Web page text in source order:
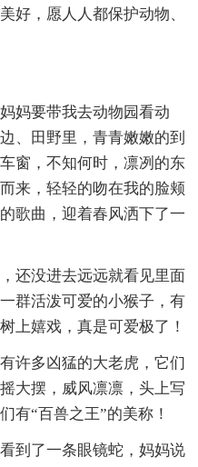
好，愿人人都保护动物、
妈要带我去动物园看动
、田野里，青青嫩嫩的到
窗，不知何时，凛冽的东
来，轻轻的吻在我的脸颊
歌曲，迎着春风洒下了一
还没进去远远就看见里面
群活泼可爱的小猴子，有
上嬉戏，真是可爱极了！
许多凶猛的大老虎，它们
大摆，威风凛凛，头上写
有“百兽之王”的美称！
到了一条眼镜蛇，妈妈说